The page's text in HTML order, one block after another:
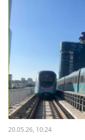
20.05.26, 10:24